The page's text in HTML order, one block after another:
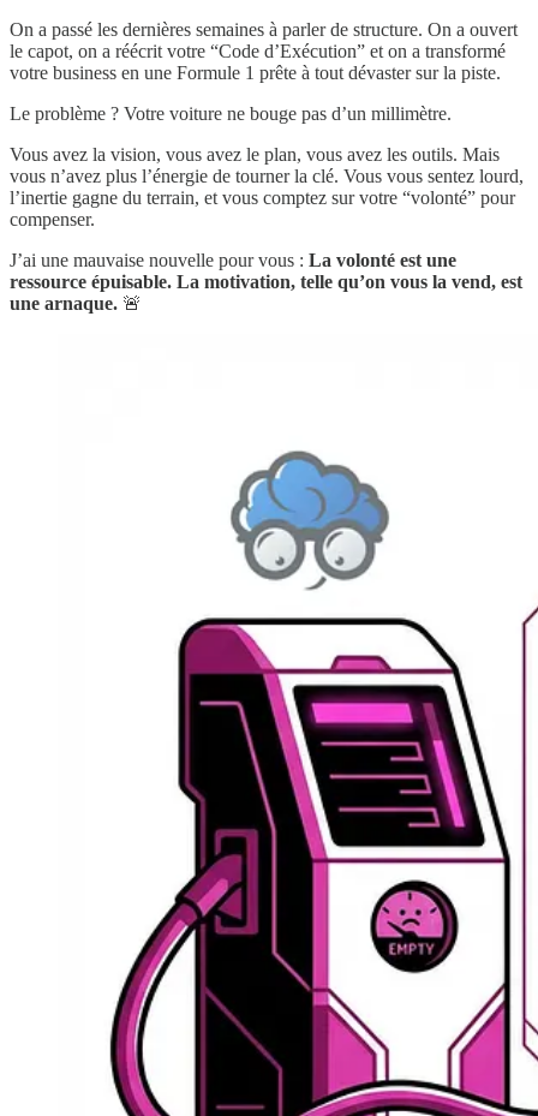
On a passé les dernières semaines à parler de structure. On a ouvert
le capot, on a réécrit votre “Code d’Exécution” et on a transformé
votre business en une Formule 1 prête à tout dévaster sur la piste.
Le problème ? Votre voiture ne bouge pas d’un millimètre.
Vous avez la vision, vous avez le plan, vous avez les outils. Mais
vous n’avez plus l’énergie de tourner la clé. Vous vous sentez lourd,
l’inertie gagne du terrain, et vous comptez sur votre “volonté” pour
compenser.
J’ai une mauvaise nouvelle pour vous : La volonté est une
ressource épuisable. La motivation, telle qu’on vous la vend, est
une arnaque. 🚨